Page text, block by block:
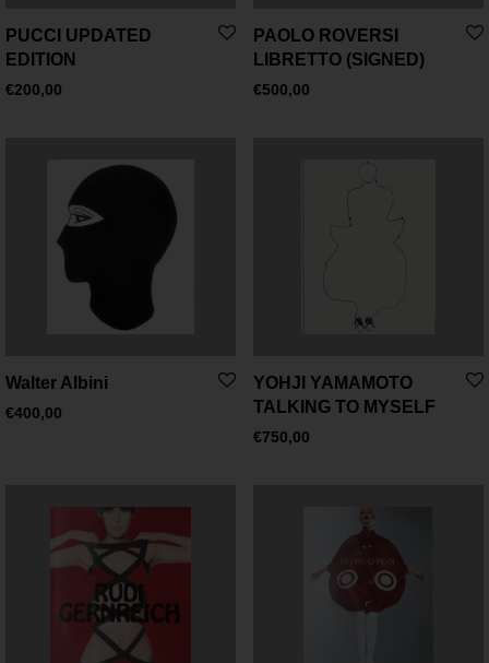
PUCCI UPDATED
EDITION
€200,00
PAOLO ROVERSI
LIBRETTO (SIGNED)
€500,00
Walter Albini
€400,00
YOHJI YAMAMOTO
TALKING TO MYSELF
€750,00